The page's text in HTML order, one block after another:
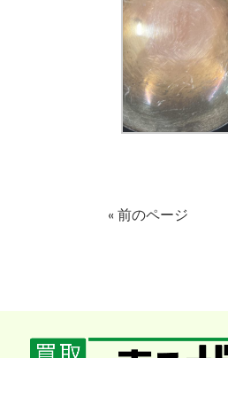
« 前のページ